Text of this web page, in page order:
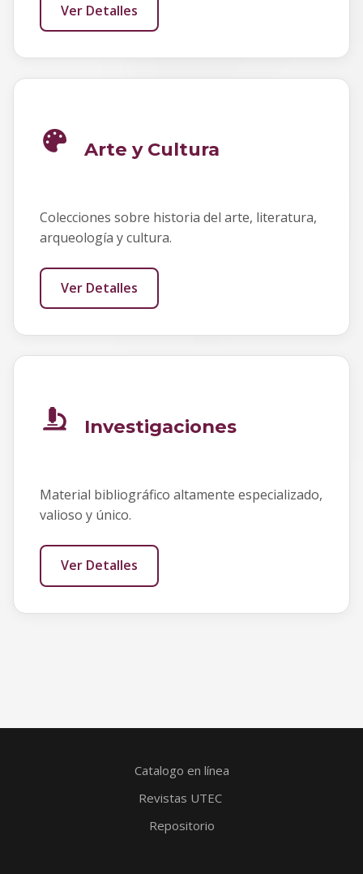
Ver Detalles
Arte y Cultura
Colecciones sobre historia del arte, literatura,
arqueología y cultura.
Ver Detalles
Investigaciones
Material bibliográfico altamente especializado,
valioso y único.
Ver Detalles
Catalogo en línea
Revistas UTEC
Repositorio